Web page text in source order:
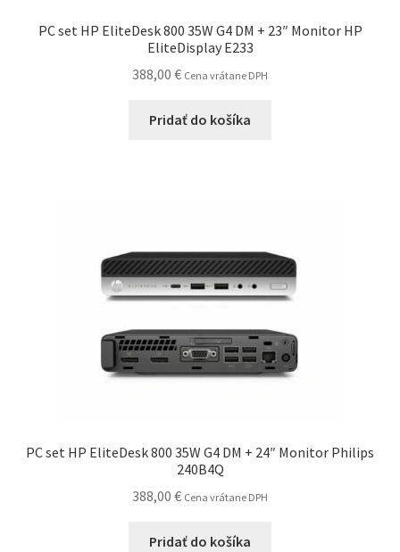
PC set HP EliteDesk 800 35W G4 DM + 23″ Monitor HP
EliteDisplay E233
388,00 € Cena vrátane DPH
Pridať do košíka
PC set HP EliteDesk 800 35W G4 DM + 24″ Monitor Philips
240B4Q
388,00 € Cena vrátane DPH
Pridať do košíka